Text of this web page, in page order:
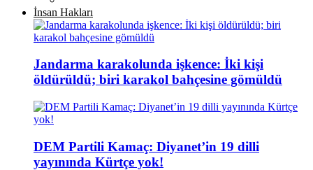
İnsan Hakları
Jandarma karakolunda işkence: İki kişi
öldürüldü; biri karakol bahçesine gömüldü
DEM Partili Kamaç: Diyanet’in 19 dilli
yayınında Kürtçe yok!